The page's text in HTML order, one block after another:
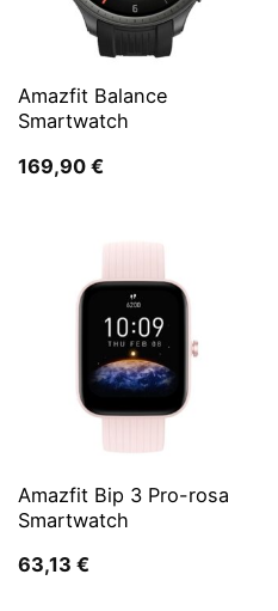
Amazfit Balance
Smartwatch
169,90 €
Amazfit Bip 3 Pro-rosa
Smartwatch
63,13 €